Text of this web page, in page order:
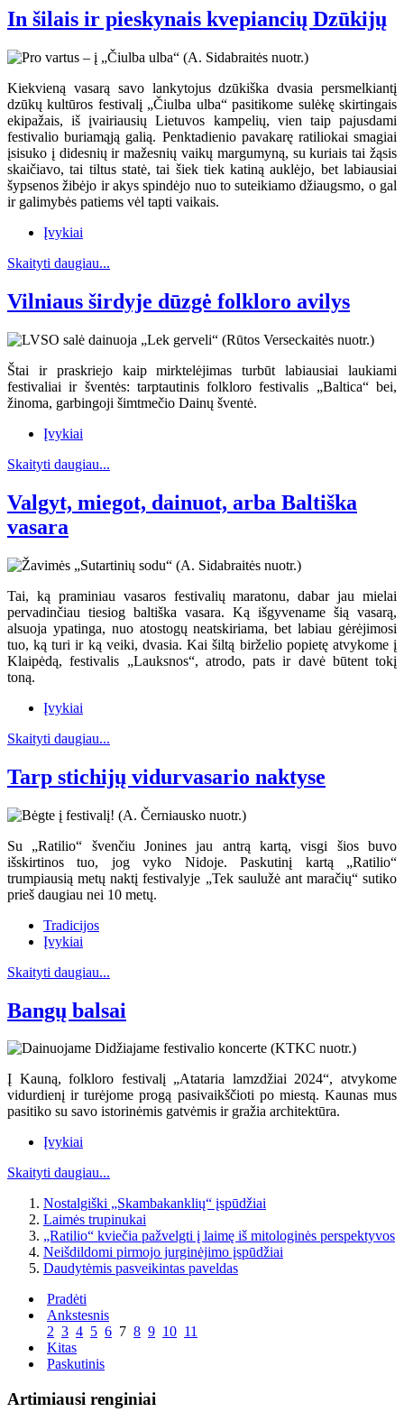
In šilais ir pieskynais kvepiancių Dzūkijų
Kiekvieną vasarą savo lankytojus dzūkiška dvasia persmelkiantį
dzūkų kultūros festivalį „Čiulba ulba“ pasitikome sulėkę skirtingais
ekipažais, iš įvairiausių Lietuvos kampelių, vien taip pajusdami
festivalio buriamąją galią. Penktadienio pavakarę ratiliokai smagiai
įsisuko į didesnių ir mažesnių vaikų margumyną, su kuriais tai žąsis
skaičiavo, tai tiltus statė, tai šiek tiek katiną auklėjo, bet labiausiai
šypsenos žibėjo ir akys spindėjo nuo to suteikiamo džiaugsmo, o gal
ir galimybės patiems vėl tapti vaikais.
Įvykiai
Skaityti daugiau...
Vilniaus širdyje dūzgė folkloro avilys
Štai ir praskriejo kaip mirktelėjimas turbūt labiausiai laukiami
festivaliai ir šventės: tarptautinis folkloro festivalis „Baltica“ bei,
žinoma, garbingoji šimtmečio Dainų šventė.
Įvykiai
Skaityti daugiau...
Valgyt, miegot, dainuot, arba Baltiška
vasara
Tai, ką praminiau vasaros festivalių maratonu, dabar jau mielai
pervadinčiau tiesiog baltiška vasara. Ką išgyvename šią vasarą,
alsuoja ypatinga, nuo atostogų neatskiriama, bet labiau gėrėjimosi
tuo, ką turi ir ką veiki, dvasia. Kai šiltą birželio popietę atvykome į
Klaipėdą, festivalis „Lauksnos“, atrodo, pats ir davė būtent tokį
toną.
Įvykiai
Skaityti daugiau...
Tarp stichijų vidurvasario naktyse
Su „Ratilio“ švenčiu Jonines jau antrą kartą, visgi šios buvo
išskirtinos tuo, jog vyko Nidoje. Paskutinį kartą „Ratilio“
trumpiausią metų naktį festivalyje „Tek saulužė ant maračių“ sutiko
prieš daugiau nei 10 metų.
Tradicijos
Įvykiai
Skaityti daugiau...
Bangų balsai
Į Kauną, folkloro festivalį „Atataria lamzdžiai 2024“, atvykome
vidurdienį ir turėjome progą pasivaikščioti po miestą. Kaunas mus
pasitiko su savo istorinėmis gatvėmis ir gražia architektūra.
Įvykiai
Skaityti daugiau...
Nostalgiški „Skambakanklių“ įspūdžiai
Laimės trupinukai
„Ratilio“ kviečia pažvelgti į laimę iš mitologinės perspektyvos
Neišdildomi pirmojo jurginėjimo įspūdžiai
Daudytėmis pasveikintas paveldas
Pradėti
Ankstesnis
2 3 4 5 6 7 8 9 10 11
Kitas
Paskutinis
Artimiausi renginiai